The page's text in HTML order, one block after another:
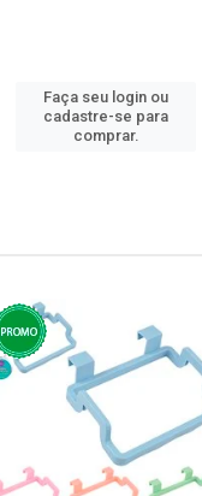
Faça seu login ou
cadastre-se para
comprar.